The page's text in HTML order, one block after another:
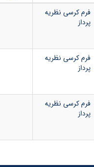
فرم کرسی نظریه
پرداز
فرم کرسی نظریه
پرداز
فرم کرسی نظریه
پرداز